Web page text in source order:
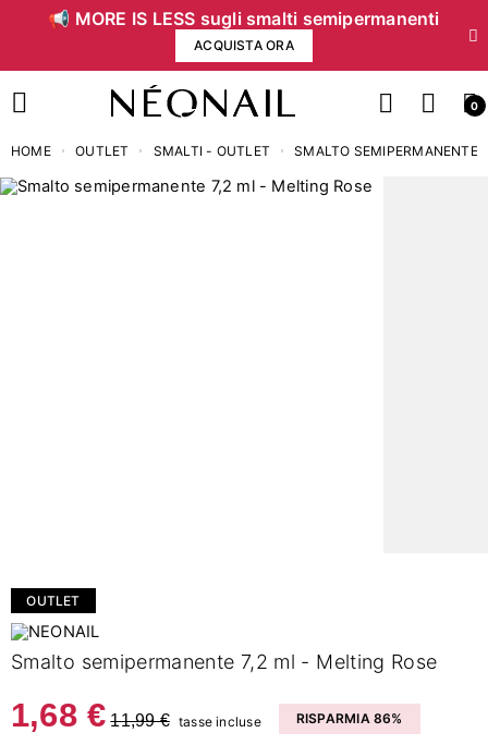
📢 MORE IS LESS sugli smalti semipermanenti
ACQUISTA ORA
0
HOME OUTLET SMALTI - OUTLET SMALTO SEMIPERMANENTE
OUTLET
Smalto semipermanente 7,2 ml - Melting Rose
1,68 € 11,99 € tasse incluse
RISPARMIA 86%